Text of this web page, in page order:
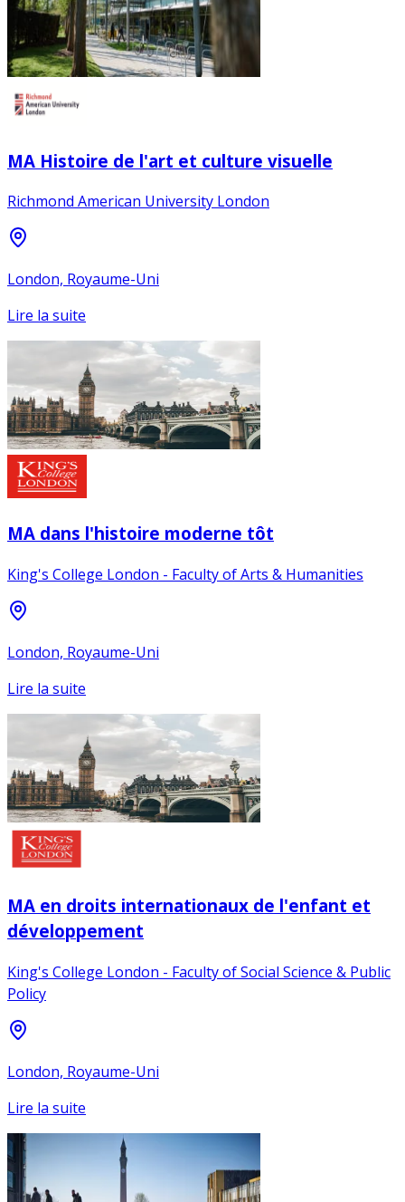
MA Histoire de l'art et culture visuelle
Richmond American University London
London, Royaume-Uni
Lire la suite
MA dans l'histoire moderne tôt
King's College London - Faculty of Arts & Humanities
London, Royaume-Uni
Lire la suite
MA en droits internationaux de l'enfant et
développement
King's College London - Faculty of Social Science & Public
Policy
London, Royaume-Uni
Lire la suite